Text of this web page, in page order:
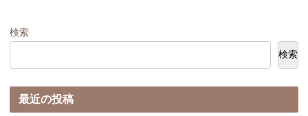
検索
検索
最近の投稿